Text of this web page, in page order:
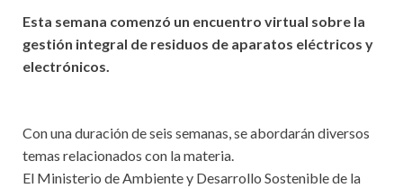
Esta semana comenzó un encuentro virtual sobre la
gestión integral de residuos de aparatos eléctricos y
electrónicos.
Con una duración de seis semanas, se abordarán diversos
temas relacionados con la materia.
El Ministerio de Ambiente y Desarrollo Sostenible de la